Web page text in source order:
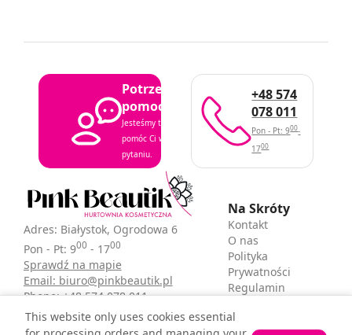
Potrzebujesz
pomocy?
Jesteśmy tutaj, aby
pomóc Ci w każdym
pytaniu.
+48 574
078 011
Pon - Pt: 900-
1700
Adres: Białystok, Ogrodowa 6
Pon - Pt: 900 - 1700
Sprawdź na mapie
Email: biuro@pinkbeautik.pl
Phone: +48 574 078 011
Na Skróty
Kontakt
O nas
Polityka
Prywatności
Regulamin
This website only uses cookies essential